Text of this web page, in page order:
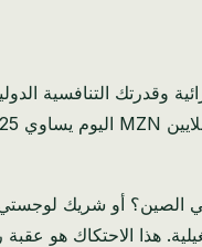
وقدرتك التنافسية
الصين؟ أو شريك
هذا الاحتكاك هو عقبة